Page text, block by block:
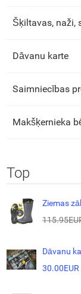
Šķiltavas, naži,
Dāvanu karte
Saimniecības
Makšķernieka
Top
Ziemas
Dāvanu
30.00EUR